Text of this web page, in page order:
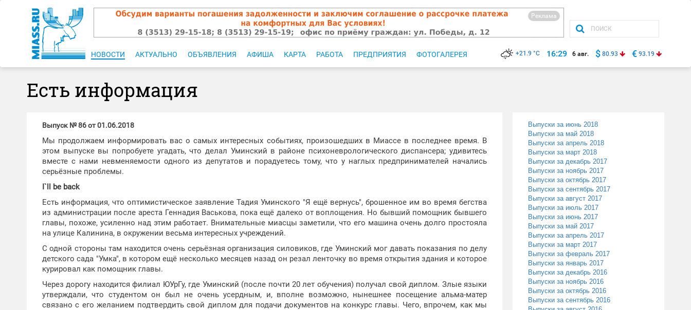
Реклама
НОВОСТИ АКТУАЛЬНО ОБЪЯВЛЕНИЯ АФИША КАРТА РАБОТА ПРЕДПРИЯТИЯ ФОТОГАЛЕРЕЯ +21.9 °C 16:29 6 авг. $ 80.93 € 93.19
Есть информация
Выпуск № 86 от 01.06.2018
Мы продолжаем информировать вас о самых интересных событиях, произошедших в Миассе в последнее время. В
этом выпуске вы попробуете угадать, что делал Уминский в районе психоневрологического диспансера; удивитесь
вместе с нами невменяемости одного из депутатов и порадуетесь тому, что у наглых предпринимателей начались
серьёзные проблемы.
I`ll be back
Есть информация, что оптимистическое заявление Тадия Уминского "Я ещё вернусь", брошенное им во время бегства
из администрации после ареста Геннадия Васькова, пока ещё далеко от воплощения. Но бывший помощник бывшего
главы, похоже, усиленно над этим работает. Внимательные миасцы заметили, что его машина очень долго простояла
на улице Калинина, в окружении весьма интересных учреждений.
С одной стороны там находится очень серьёзная организация силовиков, где Уминский мог давать показания по делу
детского сада "Умка", в котором ещё несколько месяцев назад он резал ленточку во время открытия здания и которое
курировал как помощник главы.
Через дорогу находится филиал ЮУрГу, где Уминский (после почти 20 лет обучения) получал свой диплом. Злые языки
утверждали, что студентом он был не очень усердным, и, вполне возможно, нынешнее посещение альма-матер
связано с его желанием подтвердить свой диплом для подачи документов на конкурс главы. Чего, впрочем, как мы
Выпуски за июнь 2018
Выпуски за май 2018
Выпуски за апрель 2018
Выпуски за март 2018
Выпуски за декабрь 2017
Выпуски за ноябрь 2017
Выпуски за октябрь 2017
Выпуски за сентябрь 2017
Выпуски за август 2017
Выпуски за июль 2017
Выпуски за июнь 2017
Выпуски за май 2017
Выпуски за апрель 2017
Выпуски за март 2017
Выпуски за февраль 2017
Выпуски за январь 2017
Выпуски за декабрь 2016
Выпуски за ноябрь 2016
Выпуски за октябрь 2016
Выпуски за сентябрь 2016